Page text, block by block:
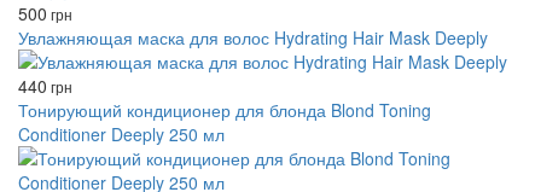
500 грн
Увлажняющая маска для волос Hydrating Hair Mask Deeply
440 грн
Тонирующий кондиционер для блонда Blond Toning
Conditioner Deeply 250 мл